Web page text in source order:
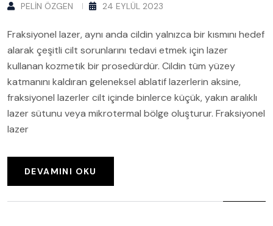
PELIN ÖZGEN 24 EYLÜL 2023
Fraksiyonel lazer, aynı anda cildin yalnızca bir kısmını hedef
alarak çeşitli cilt sorunlarını tedavi etmek için lazer
kullanan kozmetik bir prosedürdür. Cildin tüm yüzey
katmanını kaldıran geleneksel ablatif lazerlerin aksine,
fraksiyonel lazerler cilt içinde binlerce küçük, yakın aralıklı
lazer sütunu veya mikrotermal bölge oluşturur. Fraksiyonel
lazer
DEVAMINI OKU